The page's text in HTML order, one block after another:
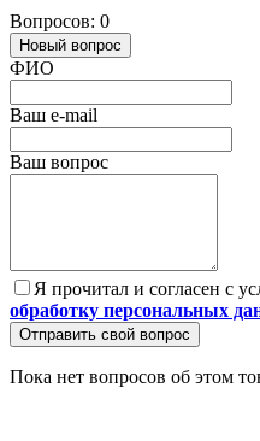
Вопросов: 0
Новый вопрос
ФИО
Ваш e-mail
Ваш вопрос
Я прочитал и согласен с
обработку персональных
Отправить свой вопрос
Пока нет вопросов об этом